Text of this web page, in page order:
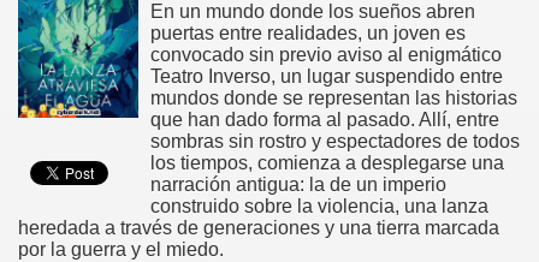
En un mundo donde los sueños abren
puertas entre realidades, un joven es
convocado sin previo aviso al enigmático
Teatro Inverso, un lugar suspendido entre
mundos donde se representan las historias
que han dado forma al pasado. Allí, entre
sombras sin rostro y espectadores de todos
los tiempos, comienza a desplegarse una
narración antigua: la de un imperio
construido sobre la violencia, una lanza
heredada a través de generaciones y una tierra marcada
por la guerra y el miedo.